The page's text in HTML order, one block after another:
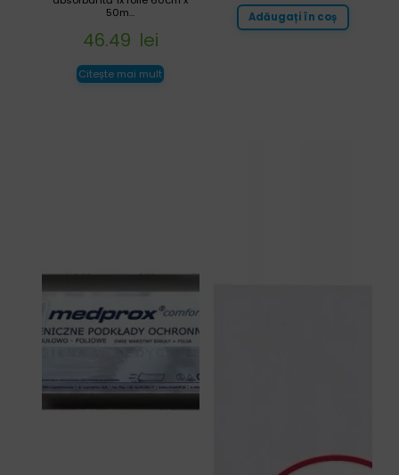
Adăugați în coș
50m...
46.49 lei
Citește mai mult